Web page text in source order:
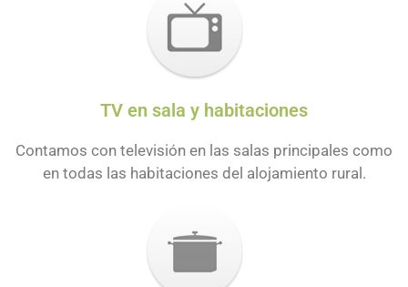
MARTINDEGI
Alojamiento rural en
caserío vasco
Reserva ahora
TV en sala y habitaciones
Contamos con televisión en las salas principales como
en todas las habitaciones del alojamiento rural.